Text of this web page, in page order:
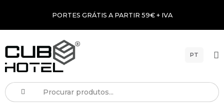
PORTES GRÁTIS A PARTIR 59€ + IVA
PT